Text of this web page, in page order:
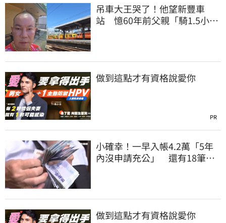
吊車大王哭了！他望新豐車
站 憶60年前父親「騎1.5小時
做到這點才有資格說愛你
PR
小確幸！一早入帳4.2萬「5年
內沒申請充公」 還有18筆錢
做到這點才有資格說愛你